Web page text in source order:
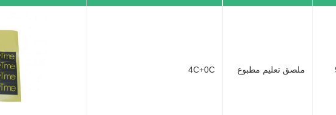
ملصق تعليم مطبوع 4C+0C